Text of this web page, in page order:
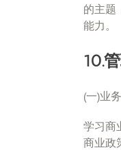
的主题
能力。
10.
(一)业
学习商
商业政